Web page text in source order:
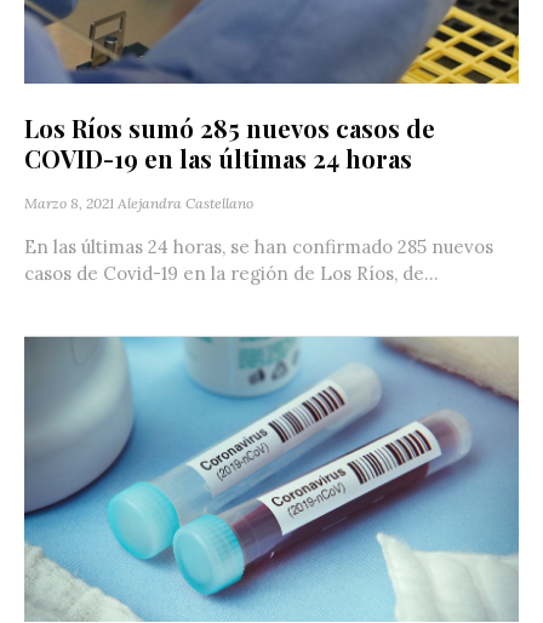
Los Ríos sumó 285 nuevos casos de
COVID-19 en las últimas 24 horas
Marzo 8, 2021 Alejandra Castellano
En las últimas 24 horas, se han confirmado 285 nuevos
casos de Covid-19 en la región de Los Ríos, de...